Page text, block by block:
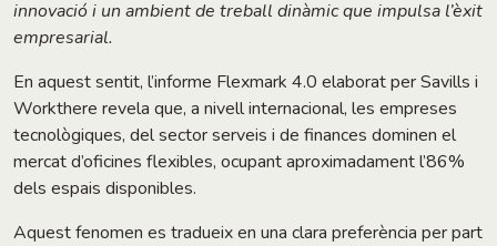
innovació i un ambient de treball dinàmic que impulsa l’èxit
empresarial.
En aquest sentit, l’informe Flexmark 4.0 elaborat per Savills i
Workthere revela que, a nivell internacional, les empreses
tecnològiques, del sector serveis i de finances dominen el
mercat d’oficines flexibles, ocupant aproximadament l’86%
dels espais disponibles.
Aquest fenomen es tradueix en una clara preferència per part